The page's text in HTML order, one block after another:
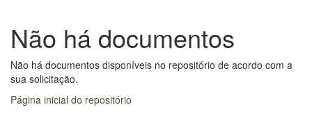
Não há documentos
Não há documentos disponíveis no repositório de acordo com a
sua solicitação.
Página inicial do repositório